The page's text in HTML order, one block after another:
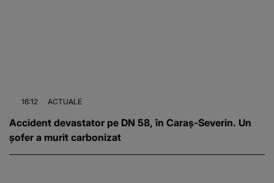
16:12 ACTUALE
Accident devastator pe DN 58, în Caraș-Severin. Un
șofer a murit carbonizat